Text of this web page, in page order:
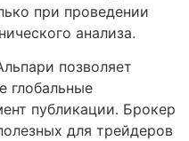
при проведении
анализа.
позволяет
глобальные
публикации. Брокер
для трейдеров